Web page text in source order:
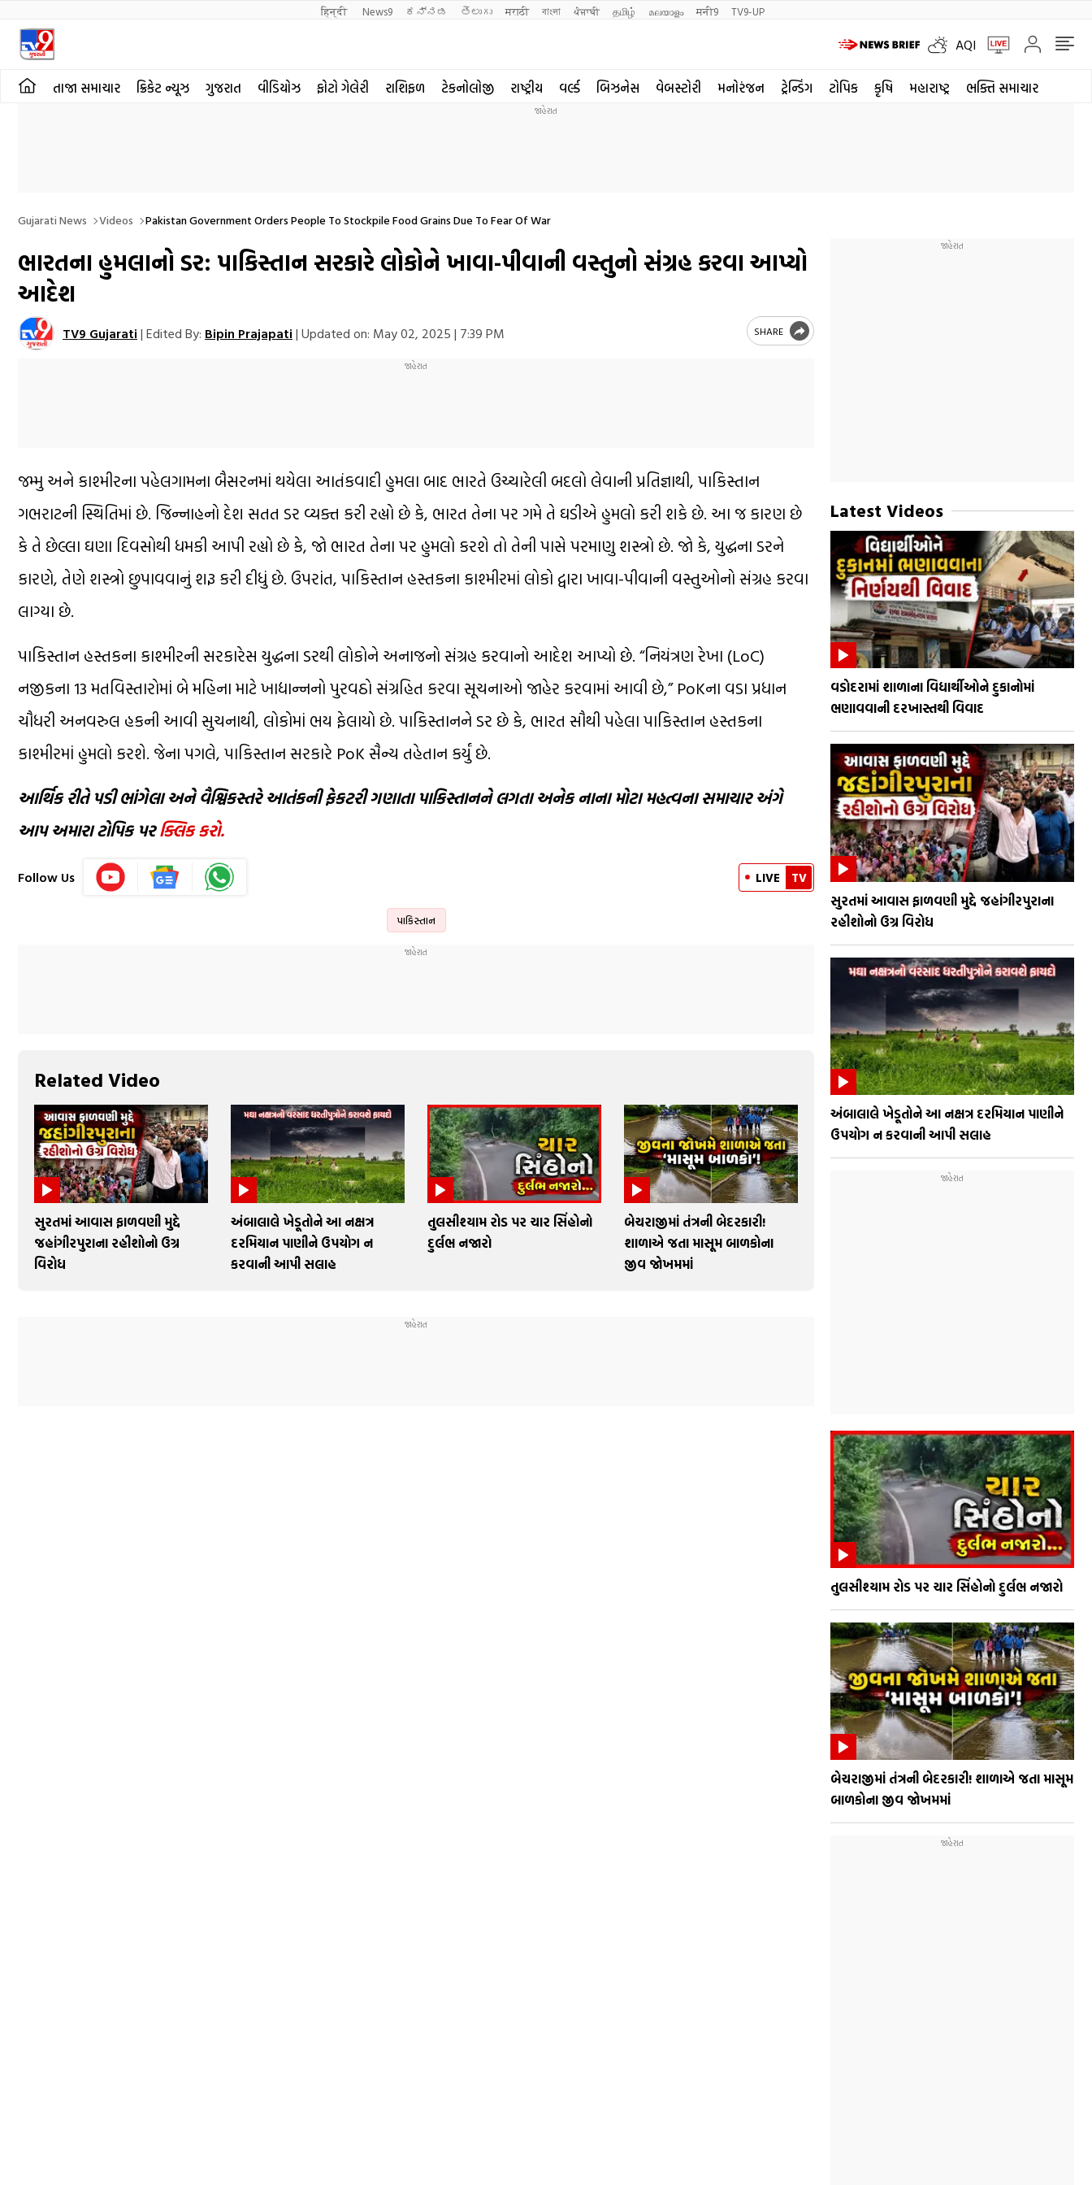
हिन्दी News9 ಕನ್ನಡ తెలుగు मराठी বাংলা ਪੰਜਾਬੀ தமிழ் മലയാളം मनी9 TV9-UP
AQI
તાજા સમાચાર ક્રિકેટ ન્યૂઝ ગુજરાત વીડિયોઝ ફોટો ગેલેરી રાશિફળ ટેકનોલોજી રાષ્ટ્રીય વર્લ્ડ બિઝનેસ વેબસ્ટોરી મનોરંજન ટ્રેન્ડિંગ ટોપિક કૃષિ મહારાષ્ટ્ર ભક્તિ સમાચાર
Gujarati News Videos Pakistan Government Orders People To Stockpile Food Grains Due To Fear Of War
ભારતના હુમલાનો ડર: પાકિસ્તાન સરકારે લોકોને ખાવા-પીવાની વસ્તુનો સંગ્રહ કરવા આપ્યો
આદેશ
TV9 Gujarati | Edited By: Bipin Prajapati | Updated on: May 02, 2025 | 7:39 PM SHARE
જમ્મુ અને કાશ્મીરના પહેલગામના બૈસરનમાં થયેલા આતંકવાદી હુમલા બાદ ભારતે ઉચ્ચારેલી બદલો લેવાની પ્રતિજ્ઞાથી, પાકિસ્તાન
ગભરાટની સ્થિતિમાં છે. જિન્નાહનો દેશ સતત ડર વ્યક્ત કરી રહ્યો છે કે, ભારત તેના પર ગમે તે ઘડીએ હુમલો કરી શકે છે. આ જ કારણ છે
કે તે છેલ્લા ઘણા દિવસોથી ધમકી આપી રહ્યો છે કે, જો ભારત તેના પર હુમલો કરશે તો તેની પાસે પરમાણુ શસ્ત્રો છે. જો કે, યુદ્ધના ડરને
કારણે, તેણે શસ્ત્રો છુપાવવાનું શરૂ કરી દીધું છે. ઉપરાંત, પાકિસ્તાન હસ્તકના કાશ્મીરમાં લોકો દ્વારા ખાવા-પીવાની વસ્તુઓનો સંગ્રહ કરવા
લાગ્યા છે.
પાકિસ્તાન હસ્તકના કાશ્મીરની સરકારેસ યુદ્ધના ડરથી લોકોને અનાજનો સંગ્રહ કરવાનો આદેશ આપ્યો છે. “નિયંત્રણ રેખા (LoC)
નજીકના 13 મતવિસ્તારોમાં બે મહિના માટે ખાદ્યાન્નનો પુરવઠો સંગ્રહિત કરવા સૂચનાઓ જાહેર કરવામાં આવી છે,” PoKના વડા પ્રધાન
ચૌધરી અનવરુલ હકની આવી સુચનાથી, લોકોમાં ભય ફેલાયો છે. પાકિસ્તાનને ડર છે કે, ભારત સૌથી પહેલા પાકિસ્તાન હસ્તકના
કાશ્મીરમાં હુમલો કરશે. જેના પગલે, પાકિસ્તાન સરકારે PoK સૈન્ય તહેતાન કર્યું છે.
આર્થિક રીતે પડી ભાંગેલા અને વૈશ્વિકસ્તરે આતંકની ફેકટરી ગણાતા પાકિસ્તાનને લગતા અનેક નાના મોટા મહત્વના સમાચાર અંગે
આપ અમારા ટોપિક પરક્લિક કરો.
Follow Us LIVE TV
પાકિસ્તાન
Related Video
સુરતમાં આવાસ ફાળવણી મુદ્દે
જહાંગીરપુરાના રહીશોનો ઉગ્ર
વિરોધ
અંબાલાલે ખેડૂતોને આ નક્ષત્ર
દરમિયાન પાણીને ઉપયોગ ન
કરવાની આપી સલાહ
તુલસીશ્યામ રોડ પર ચાર સિંહોનો
દુર્લભ નજારો
બેચરાજીમાં તંત્રની બેદરકારી!
શાળાએ જતા માસૂમ બાળકોના
જીવ જોખમમાં
Latest Videos
વડોદરામાં શાળાના વિદ્યાર્થીઓને દુકાનોમાં
ભણાવવાની દરખાસ્તથી વિવાદ
સુરતમાં આવાસ ફાળવણી મુદ્દે જહાંગીરપુરાના
રહીશોનો ઉગ્ર વિરોધ
અંબાલાલે ખેડૂતોને આ નક્ષત્ર દરમિયાન પાણીને
ઉપયોગ ન કરવાની આપી સલાહ
તુલસીશ્યામ રોડ પર ચાર સિંહોનો દુર્લભ નજારો
બેચરાજીમાં તંત્રની બેદરકારી! શાળાએ જતા માસૂમ
બાળકોના જીવ જોખમમાં